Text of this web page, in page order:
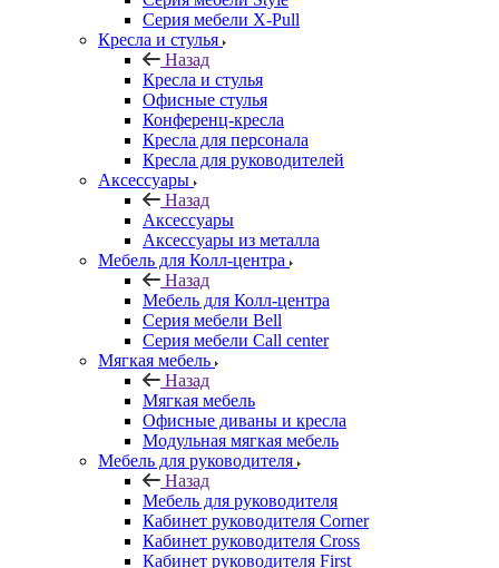
Серия мебели X-Pull
Кресла и стулья
Назад
Кресла и стулья
Офисные стулья
Конференц-кресла
Кресла для персонала
Кресла для руководителей
Аксессуары
Назад
Аксессуары
Аксессуары из металла
Мебель для Колл-центра
Назад
Мебель для Колл-центра
Серия мебели Bell
Серия мебели Call center
Мягкая мебель
Назад
Мягкая мебель
Офисные диваны и кресла
Модульная мягкая мебель
Мебель для руководителя
Назад
Мебель для руководителя
Кабинет руководителя Corner
Кабинет руководителя Cross
Кабинет руководителя First